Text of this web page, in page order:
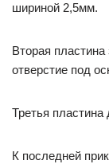
шириной 2,5мм.
Вторая
отверстие под
Третья
К последней